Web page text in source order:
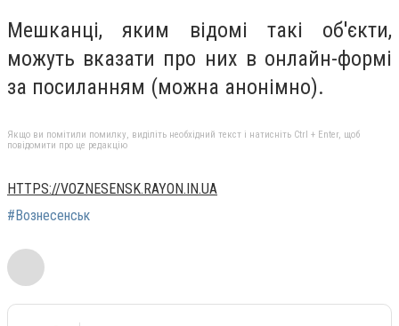
Мешканці, яким відомі такі об'єкти,
можуть вказати про них в онлайн-формі
за посиланням (можна анонімно).
Якщо ви помітили помилку, виділіть необхідний текст і натисніть Ctrl + Enter, щоб
повідомити про це редакцію
HTTPS://VOZNESENSK.RAYON.IN.UA
#Вознесенськ